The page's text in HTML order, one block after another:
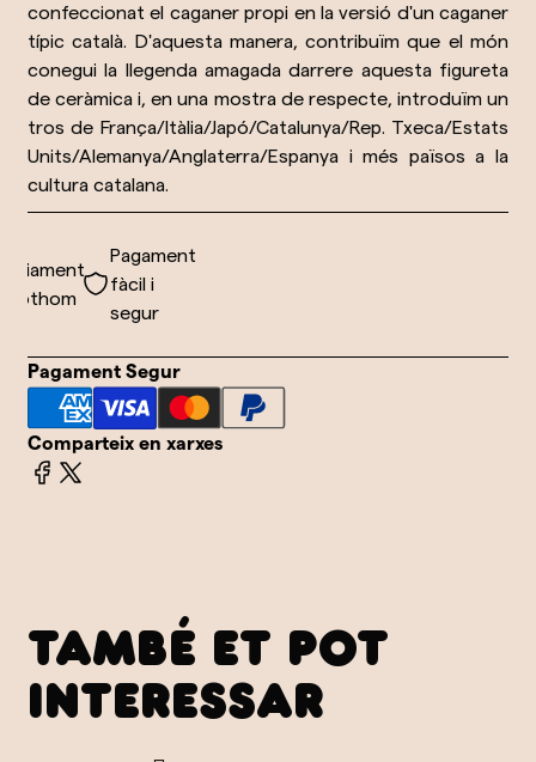
confeccionat el caganer propi en la versió d'un caganer
típic català. D'aquesta manera, contribuïm que el món
conegui la llegenda amagada darrere aquesta figureta
de ceràmica i, en una mostra de respecte, introduïm un
tros de França/Itàlia/Japó/Catalunya/Rep. Txeca/Estats
Units/Alemanya/Anglaterra/Espanya i més països a la
cultura catalana.
Pagament
fàcil i
segur
Pagament Segur
Comparteix en xarxes
TAMBÉ ET POT
INTERESSAR